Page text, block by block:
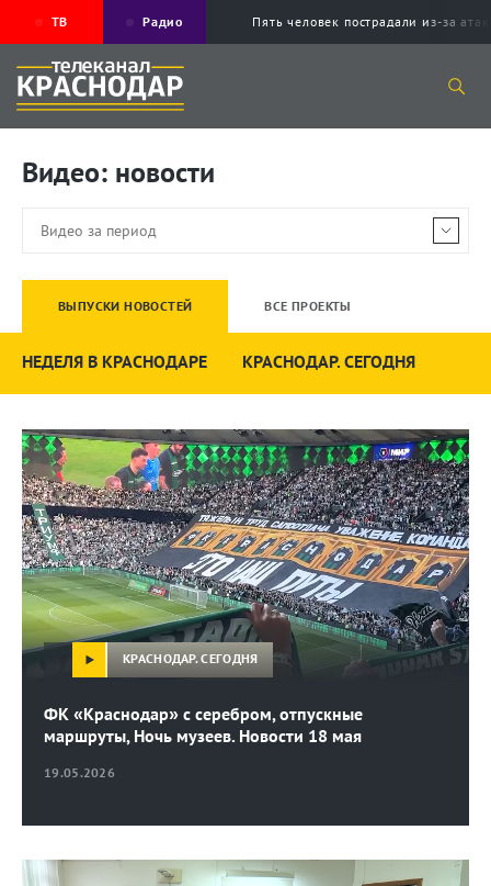
ТВ Радио Пять человек пострадали из-за
Видео: новости
ВЫПУСКИ НОВОСТЕЙ ВСЕ ПРОЕКТЫ
НЕДЕЛЯ В КРАСНОДАРЕ КРАСНОДАР. СЕГОДНЯ
19.05.2026
ФК «Краснодар» с серебром, отпускные
маршруты, Ночь музеев. Новости 18 мая
КРАСНОДАР. СЕГОДНЯ